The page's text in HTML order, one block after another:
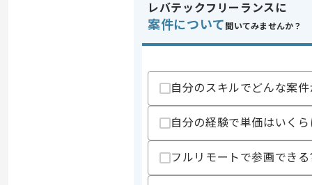
レバテックフリーランスに
案件について 聞いてみませんか？
自分のスキルでどんな案
自分の経験で単価はいく
フルリモートで参画できる